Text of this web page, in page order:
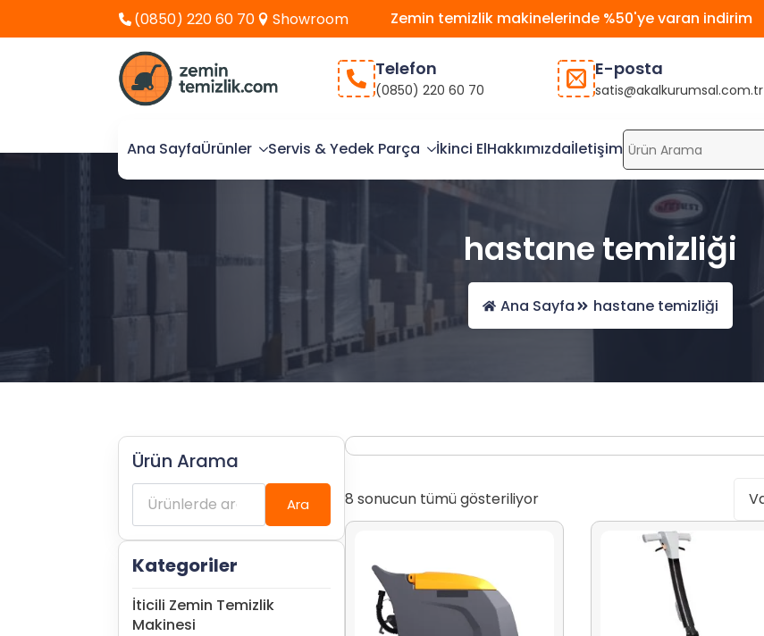
(0850) 220 60 70 Showroom Zemin temizlik makinelerinde %50'ye varan indirim
Telefon
(0850) 220 60 70
E-posta
satis@akalkurumsal.com.tr
Ana SayfaÜrünler Servis & Yedek Parça İkinci ElHakkımızdaİletişim
hastane temizliği
Ana Sayfa hastane temizliği
Ürün Arama
Ara:
Ara
Kategoriler
İticili Zemin Temizlik
Makinesi
8 sonucun tümü gösteriliyor